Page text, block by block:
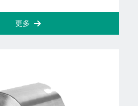
更多